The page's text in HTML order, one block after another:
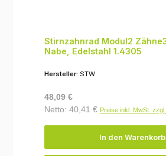
Stirnzahnrad Modul2
Nabe, Edelstahl 1.4305
Hersteller: STW
Regulärer Preis:
48,09 €
Netto: 40,41 € Preise inkl. MwSt.
In den Warenkorb